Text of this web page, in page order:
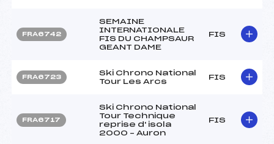
FRA6742
SEMAINE
INTERNATIONALE
FIS DU CHAMPSAUR
GEANT DAME
FIS
FRA6723
Ski Chrono National
Tour Les Arcs
FIS
FRA6717
Ski Chrono National
Tour Technique
reprise d' isola
2000 – Auron
FIS